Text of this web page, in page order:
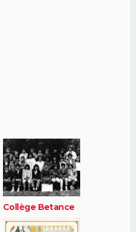
Collège Betance